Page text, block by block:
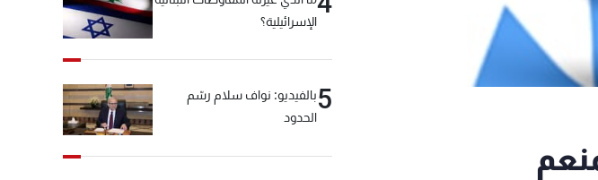
الإسرائيلية؟
5بالفيديو: نواف سلام رسّم
الحدود